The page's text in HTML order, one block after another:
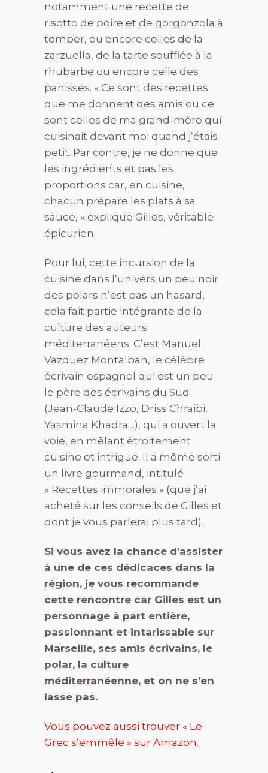
notamment une recette de
risotto de poire et de gorgonzola à
tomber, ou encore celles de la
zarzuella, de la tarte soufflée à la
rhubarbe ou encore celle des
panisses. « Ce sont des recettes
que me donnent des amis ou ce
sont celles de ma grand-mère qui
cuisinait devant moi quand j’étais
petit. Par contre, je ne donne que
les ingrédients et pas les
proportions car, en cuisine,
chacun prépare les plats à sa
sauce, » explique Gilles, véritable
épicurien.
Pour lui, cette incursion de la
cuisine dans l’univers un peu noir
des polars n’est pas un hasard,
cela fait partie intégrante de la
culture des auteurs
méditerranéens. C’est Manuel
Vazquez Montalban, le célèbre
écrivain espagnol qui est un peu
le père des écrivains du Sud
(Jean-Claude Izzo, Driss Chraibi,
Yasmina Khadra…), qui a ouvert la
voie, en mêlant étroitement
cuisine et intrigue. Il a même sorti
un livre gourmand, intitulé
« Recettes immorales » (que j’ai
acheté sur les conseils de Gilles et
dont je vous parlerai plus tard).
Si vous avez la chance d’assister
à une de ces dédicaces dans la
région, je vous recommande
cette rencontre car Gilles est un
personnage à part entière,
passionnant et intarissable sur
Marseille, ses amis écrivains, le
polar, la culture
méditerranéenne, et on ne s’en
lasse pas.
Vous pouvez aussi trouver « Le
Grec s’emmêle » sur Amazon.